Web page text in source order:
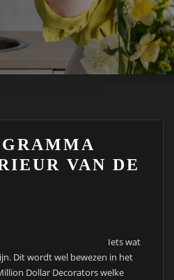
VAN DE
Iets wat
Dit wordt wel bewezen in het
Dollar Decorators welke